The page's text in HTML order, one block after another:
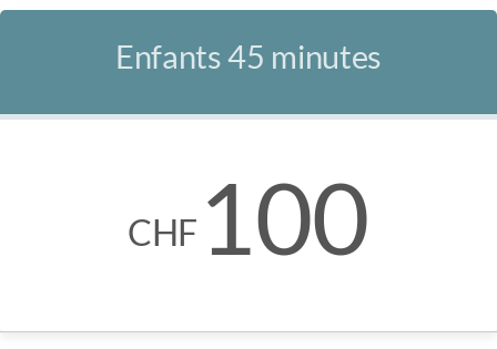
Enfants 45 minutes
CHF 100